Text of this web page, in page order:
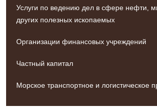
Услуги по ведению дел в сфере нефти,
других полезных ископаемых
Организации финансовых учреждений
Частный капитал
Морское транспортное и логистическое